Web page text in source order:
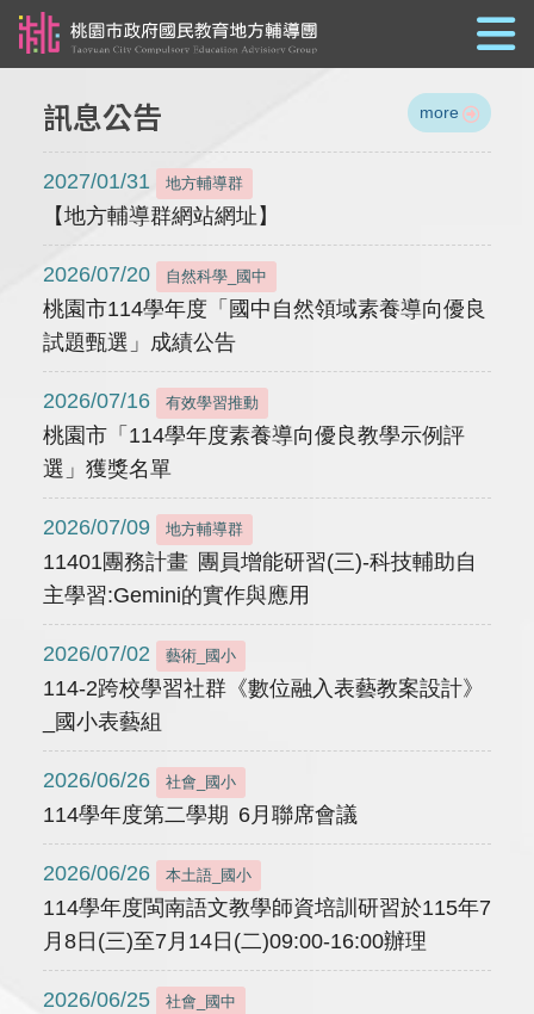
訊息公告 more
2027/01/31 地方輔導群
【地方輔導群網站網址】
2026/07/20 自然科學_國中
桃園市114學年度「國中自然領域素養導向優良
試題甄選」成績公告
2026/07/16 有效學習推動
桃園市「114學年度素養導向優良教學示例評
選」獲獎名單
2026/07/09 地方輔導群
11401團務計畫 團員增能研習(三)-科技輔助自
主學習:Gemini的實作與應用
2026/07/02 藝術_國小
114-2跨校學習社群《數位融入表藝教案設計》
_國小表藝組
2026/06/26 社會_國小
114學年度第二學期 6月聯席會議
2026/06/26 本土語_國小
114學年度閩南語文教學師資培訓研習於115年7
月8日(三)至7月14日(二)09:00-16:00辦理
2026/06/25 社會_國中